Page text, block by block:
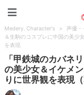
Medery. Character's > 声優・
＆生駒のコスプレに中国の美少
を表現
「甲鉄城のカバネ
の美少女＆イケメ
りに世界観を表現